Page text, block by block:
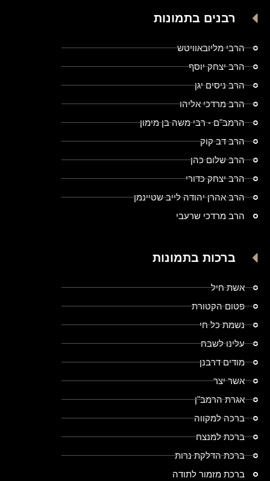
רבנים בתמונות
הרבי מליובאוויטש
הרב יצחק יוסף
הרב ניסים יגן
הרב מרדכי אליהו
הרמב"ם - רבי משה בן מימון
הרב דב קוק
הרב שלום כהן
הרב יצחק כדורי
הרב אהרן יהודה לייב שטיינמן
הרב מרדכי שרעבי
ברכות בתמונות
אשת חיל
פטום הקטורת
נשמת כל חי
עלינו לשבח
מודים דרבנן
אשר יצר
אגרת הרמב"ן
ברכה למקווה
ברכת למנצח
ברכת הדלקת נרות
ברכת מזמור לתודה